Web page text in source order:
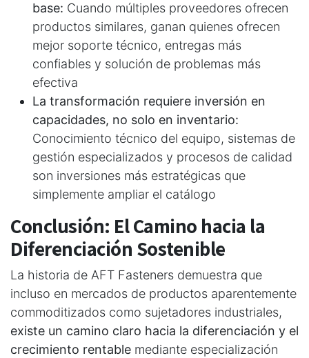
base: Cuando múltiples proveedores ofrecen
productos similares, ganan quienes ofrecen
mejor soporte técnico, entregas más
confiables y solución de problemas más
efectiva
La transformación requiere inversión en
capacidades, no solo en inventario:
Conocimiento técnico del equipo, sistemas de
gestión especializados y procesos de calidad
son inversiones más estratégicas que
simplemente ampliar el catálogo
Conclusión: El Camino hacia la
Diferenciación Sostenible
La historia de AFT Fasteners demuestra que
incluso en mercados de productos aparentemente
commoditizados como sujetadores industriales,
existe un camino claro hacia la diferenciación y el
crecimiento rentable mediante especialización